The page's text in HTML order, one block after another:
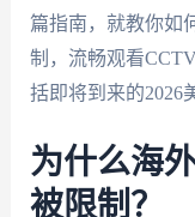
篇指南，就教你如
制，流畅观看
括即将到来的2026
为什么海
被限制？